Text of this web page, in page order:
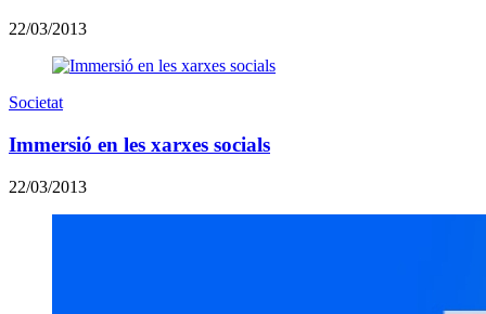
22/03/2013
Societat
Immersió en les xarxes socials
22/03/2013